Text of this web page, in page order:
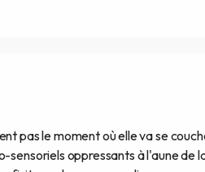
pas le moment où elle va se
oppressants à l'aune de